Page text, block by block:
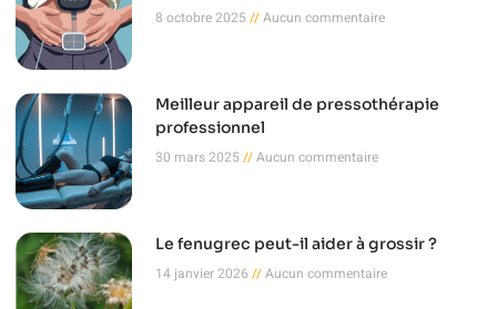
8 octobre 2025
Aucun commentaire
Meilleur appareil de pressothérapie
professionnel
30 mars 2025
Aucun commentaire
Le fenugrec peut-il aider à grossir ?
14 janvier 2026
Aucun commentaire